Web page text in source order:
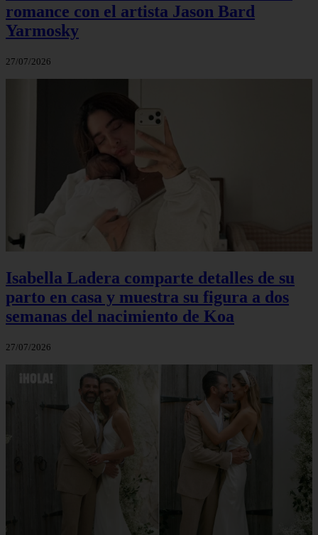
romance con el artista Jason Bard
Yarmosky
27/07/2026
Isabella Ladera comparte detalles de su
parto en casa y muestra su figura a dos
semanas del nacimiento de Koa
27/07/2026